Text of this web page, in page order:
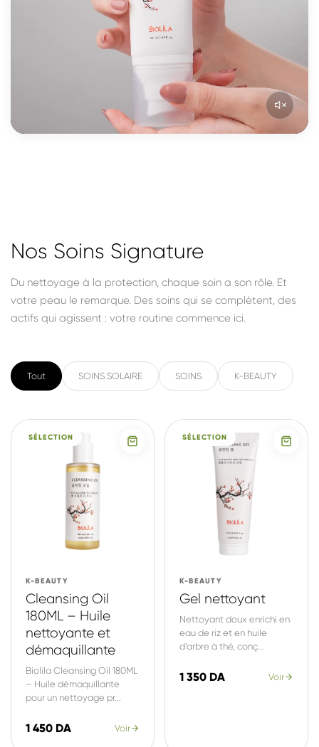
Nos Soins Signature
Du nettoyage à la protection, chaque soin a son rôle. Et
votre peau le remarque. Des soins qui se complètent, des
actifs qui agissent : votre routine commence ici.
Tout SOINS SOLAIRE SOINS K-BEAUTY
SÉLECTION
K-BEAUTY
Cleansing Oil
180ML – Huile
nettoyante et
démaquillante
Biolila Cleansing Oil 180ML
– Huile démaquillante
pour un nettoyage pr...
1 450 DA Voir
SÉLECTION
K-BEAUTY
Gel nettoyant
Nettoyant doux enrichi en
eau de riz et en huile
d’arbre à thé, conç...
1 350 DA Voir